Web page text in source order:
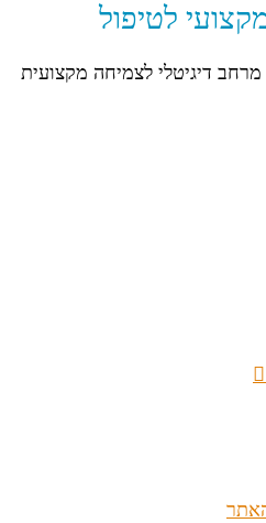
לטיפול
דיגיטלי לצמיחה מקצועית